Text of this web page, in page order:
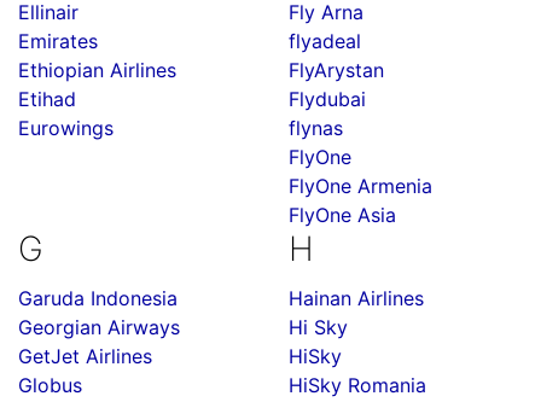
Ellinair
Emirates
Ethiopian Airlines
Etihad
Eurowings
Fly Arna
flyadeal
FlyArystan
Flydubai
flynas
FlyOne
FlyOne Armenia
FlyOne Asia
G
Garuda Indonesia
Georgian Airways
GetJet Airlines
Globus
H
Hainan Airlines
Hi Sky
HiSky
HiSky Romania